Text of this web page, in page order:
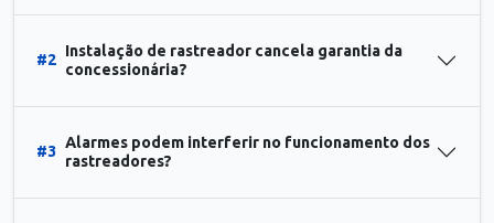
#2
Instalação de rastreador cancela garantia da
concessionária?
#3
Alarmes podem interferir no funcionamento dos
rastreadores?